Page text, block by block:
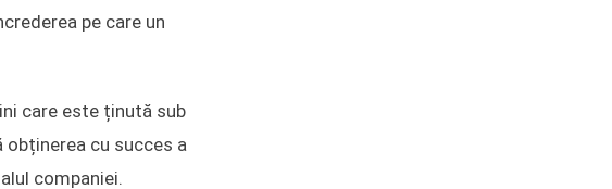
pe care un
care este ținută sub
cu succes a
companiei.